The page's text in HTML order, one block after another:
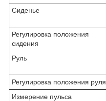
Сиденье
Регулировка положения
сидения
Руль
Регулировка положения руля
Измерение пульса